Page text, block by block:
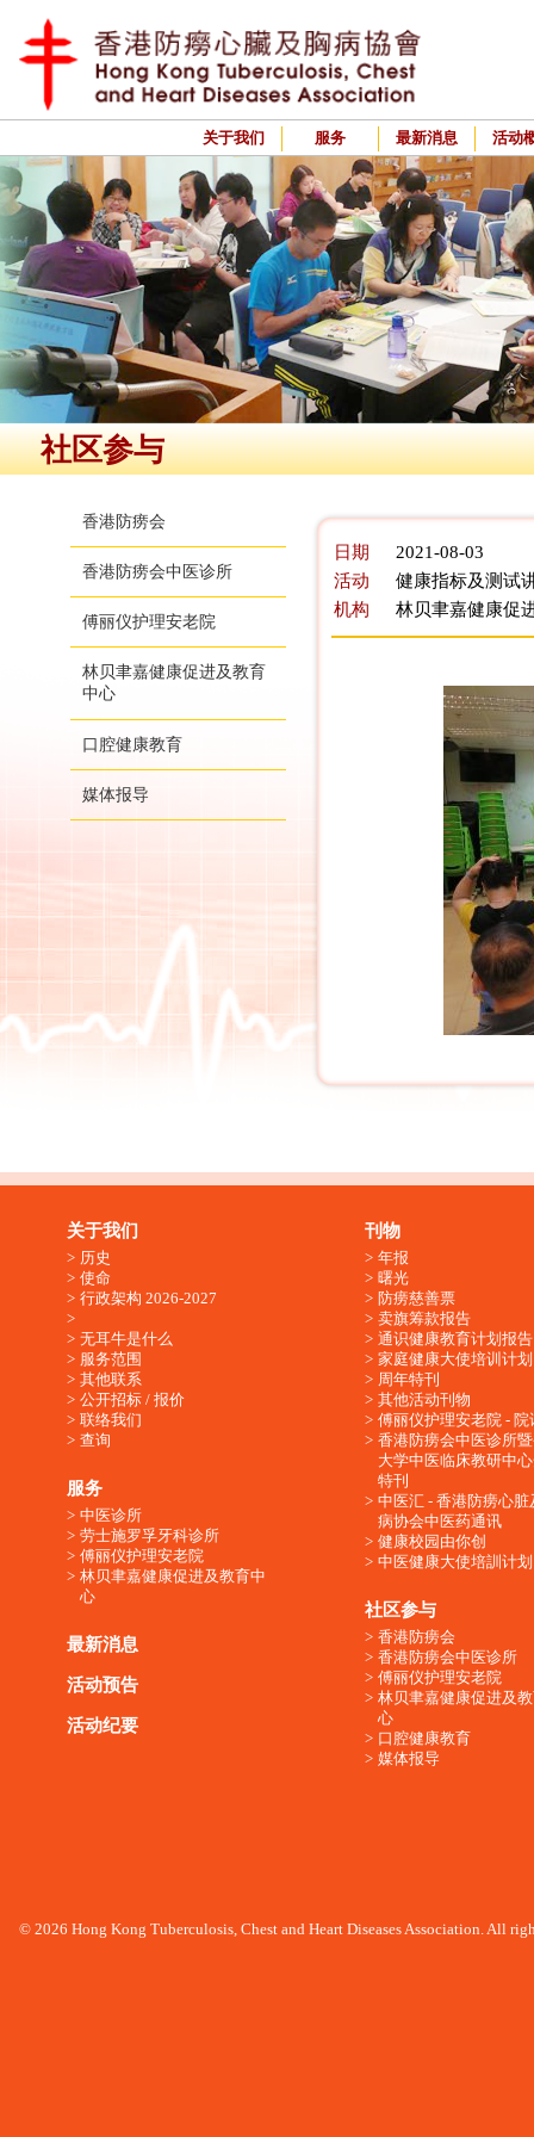
关于我们 服务 最新消息 活动
社区参与
香港防痨会
香港防痨会中医诊所
傅丽仪护理安老院
林贝聿嘉健康促进及教育
中心
口腔健康教育
媒体报导
日期
2021-08-03
活动
健康指标及测试
机构
林贝聿嘉健康促
关于我们
历史
使命
行政架构 2026-2027
无耳牛是什么
服务范围
其他联系
公开招标 / 报价
联络我们
查询
服务
中医诊所
劳士施罗孚牙科诊所
傅丽仪护理安老院
林贝聿嘉健康促进及教育中
心
最新消息
活动预告
活动纪要
刊物
年报
曙光
防痨慈善票
卖旗筹款报告
通识健康教育计划报告
家庭健康大使培训计划
周年特刊
其他活动刊物
傅丽仪护理安老院 - 院
香港防痨会中医诊所
大学中医临床教研中
特刊
中医汇 - 香港防痨心脏
病协会中医药通讯
健康校园由你创
中医健康大使培訓计划
社区参与
香港防痨会
香港防痨会中医诊所
傅丽仪护理安老院
林贝聿嘉健康促进及
心
口腔健康教育
媒体报导
© 2026 Hong Kong Tuberculosis, Chest and Heart Diseases Association. All